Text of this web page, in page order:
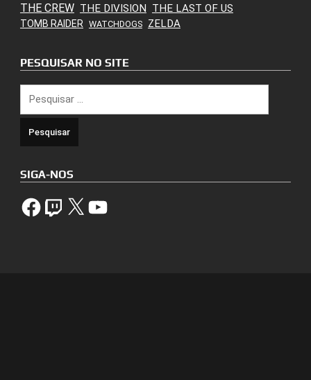
THE CREW THE DIVISION THE LAST OF US
TOMB RAIDER WATCHDOGS ZELDA
PESQUISAR NO SITE
por:
SIGA-NOS
FacebookTwitch X YouTube